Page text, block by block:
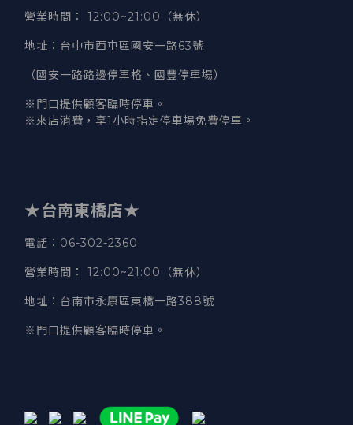
營業時間 ： 12:00~21:00（無休）
地址 ：台中市西屯區國安一路63號
（國安一路路邊停車格、國豐停車場）
※門口提供顧客臨時停車。
※來店消費，享1小時指定停車場免費停車。
★台南東橋店★
電話 ：06-302-2360
營業時間 ： 12:00~21:00（無休）
地址 ：台南市永康區東橋一路388號
※門口提供顧客臨時停車。